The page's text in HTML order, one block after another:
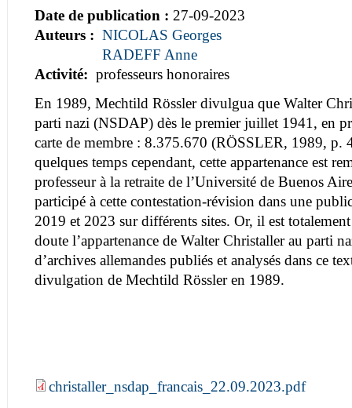
Date de publication : 27-09-2023
Auteurs : NICOLAS Georges
RADEFF Anne
Activité: professeurs honoraires
En 1989, Mechtild Rössler divulgua que Walter
parti nazi (NSDAP) dès le premier juillet 1941, en
carte de membre : 8.375.670 (RÖSSLER, 1989, p.
quelques temps cependant, cette appartenance est
professeur à la retraite de l’Université de Buenos
participé à cette contestation-révision dans une
2019 et 2023 sur différents sites. Or, il est
doute l’appartenance de Walter Christaller au parti
d’archives allemandes publiés et analysés dans ce
divulgation de Mechtild Rössler en 1989.
christaller_nsdap_francais_22.09.2023.pdf